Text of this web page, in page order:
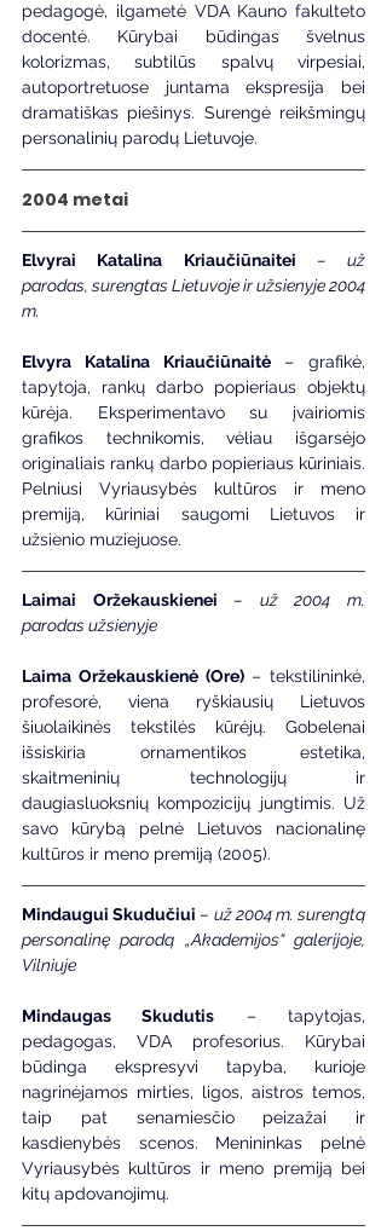
pedagogė, ilgametė VDA Kauno fakulteto
docentė. Kūrybai būdingas švelnus
kolorizmas, subtilūs spalvų virpesiai,
autoportretuose juntama ekspresija bei
dramatiškas piešinys. Surengė reikšmingų
personalinių parodų Lietuvoje.
2004 metai
Elvyrai Katalina Kriaučiūnaitei
– už
parodas, surengtas Lietuvoje ir užsienyje 2004
m.
Elvyra Katalina Kriaučiūnaitė – grafikė,
tapytoja, rankų darbo popieriaus objektų
kūrėja. Eksperimentavo su įvairiomis
grafikos technikomis, vėliau išgarsėjo
originaliais rankų darbo popieriaus kūriniais.
Pelniusi Vyriausybės kultūros ir meno
premiją, kūriniai saugomi Lietuvos ir
užsienio muziejuose.
Laimai Oržekauskienei
– už 2004 m.
parodas užsienyje
Laima Oržekauskienė (Ore) – tekstilininkė,
profesorė, viena ryškiausių Lietuvos
šiuolaikinės tekstilės kūrėjų. Gobelenai
išsiskiria ornamentikos estetika,
skaitmeninių technologijų ir
daugiasluoksnių kompozicijų jungtimis. Už
savo kūrybą pelnė Lietuvos nacionalinę
kultūros ir meno premiją (2005).
Mindaugui Skudučiui – už 2004 m. surengtą
personalinę parodą „Akademijos“ galerijoje,
Vilniuje
Mindaugas Skudutis – tapytojas,
pedagogas, VDA profesorius. Kūrybai
būdinga ekspresyvi tapyba, kurioje
nagrinėjamos mirties, ligos, aistros temos,
taip pat senamiesčio peizažai ir
kasdienybės scenos. Menininkas pelnė
Vyriausybės kultūros ir meno premiją bei
kitų apdovanojimų.